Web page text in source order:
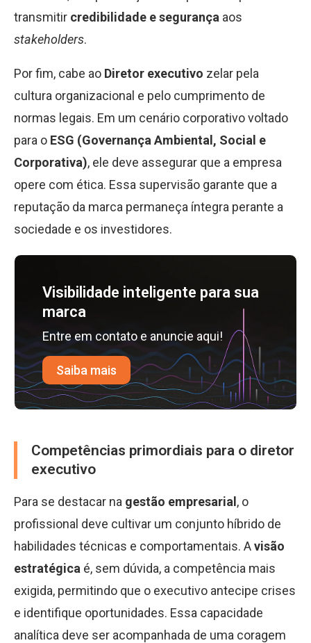
transmitir credibilidade e segurança aos
stakeholders.
Por fim, cabe ao Diretor executivo zelar pela
cultura organizacional e pelo cumprimento de
normas legais. Em um cenário corporativo voltado
para o ESG (Governança Ambiental, Social e
Corporativa), ele deve assegurar que a empresa
opere com ética. Essa supervisão garante que a
reputação da marca permaneça íntegra perante a
sociedade e os investidores.
Visibilidade inteligente para sua
marca
Entre em contato e anuncie aqui!
Saiba mais
Competências primordiais para o diretor
executivo
Para se destacar na gestão empresarial , o
profissional deve cultivar um conjunto híbrido de
habilidades técnicas e comportamentais. Avisão
estratégica é, sem dúvida, a competência mais
exigida, permitindo que o executivo antecipe crises
e identifique oportunidades. Essa capacidade
analítica deve ser acompanhada de uma coragem